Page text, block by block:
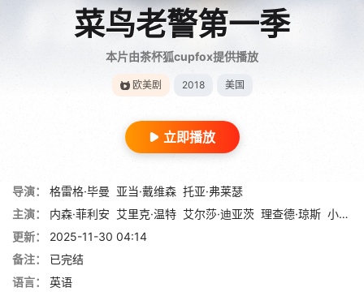
菜鸟老警第一季
本片由茶杯狐cupfox提供播放
欧美剧 2018 美国
立即播放
导演： 格雷格·毕曼 亚当·戴维森 托亚·弗莱瑟
主演：
内森·菲利安 艾里克·温特 艾尔莎·迪亚茨 理查德·琼斯 小泰特斯·马金
更新：
2025-11-30 04:14
备注：
已完结
语言：
英语